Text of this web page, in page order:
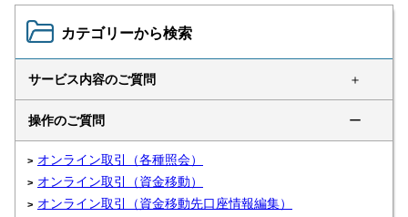
カテゴリーから検索
サービス内容のご質問 ＋
操作のご質問 ー
オンライン取引（各種照会）
オンライン取引（資金移動）
オンライン取引（資金移動先口座情報編集）